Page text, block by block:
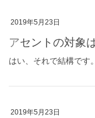
2019年5月23日
アセントの対
はい、それで結構です。
2019年5月23日